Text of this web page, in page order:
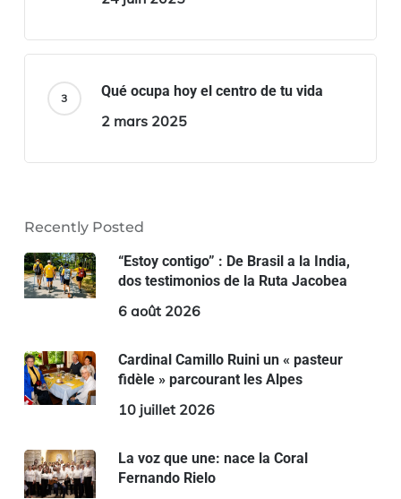
Qué ocupa hoy el centro de tu vida
2 mars 2025
Recently Posted
“Estoy contigo” : De Brasil a la India,
dos testimonios de la Ruta Jacobea
6 août 2026
Cardinal Camillo Ruini un « pasteur
fidèle » parcourant les Alpes
10 juillet 2026
La voz que une: nace la Coral
Fernando Rielo